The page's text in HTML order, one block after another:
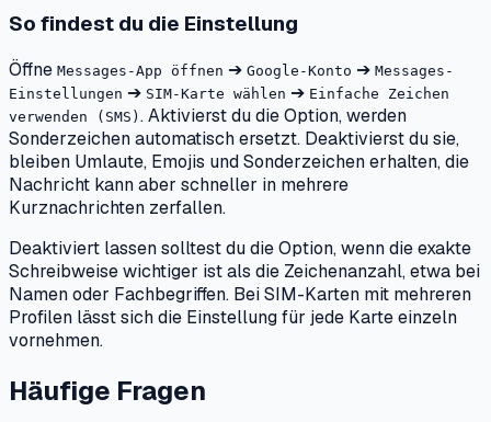
So findest du die Einstellung
Öffne Messages-App öffnen ➔ Google-Konto ➔ Messages-
Einstellungen ➔ SIM-Karte wählen ➔ Einfache Zeichen
verwenden (SMS) . Aktivierst du die Option, werden
Sonderzeichen automatisch ersetzt. Deaktivierst du sie,
bleiben Umlaute, Emojis und Sonderzeichen erhalten, die
Nachricht kann aber schneller in mehrere
Kurznachrichten zerfallen.
Deaktiviert lassen solltest du die Option, wenn die exakte
Schreibweise wichtiger ist als die Zeichenanzahl, etwa bei
Namen oder Fachbegriffen. Bei SIM-Karten mit mehreren
Profilen lässt sich die Einstellung für jede Karte einzeln
vornehmen.
Häufige Fragen